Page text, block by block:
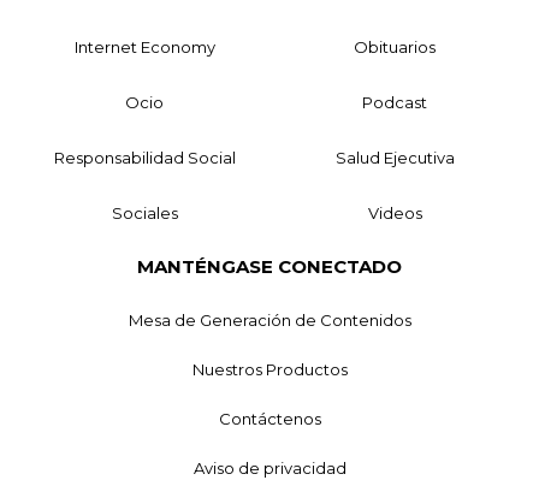
Internet Economy Obituarios
Ocio Podcast
Responsabilidad Social Salud Ejecutiva
Sociales Videos
MANTÉNGASE CONECTADO
Mesa de Generación de Contenidos
Nuestros Productos
Contáctenos
Aviso de privacidad